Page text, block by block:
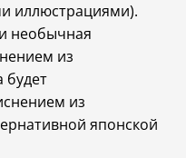
иллюстрациями).
необычная
из
будет
из
японской